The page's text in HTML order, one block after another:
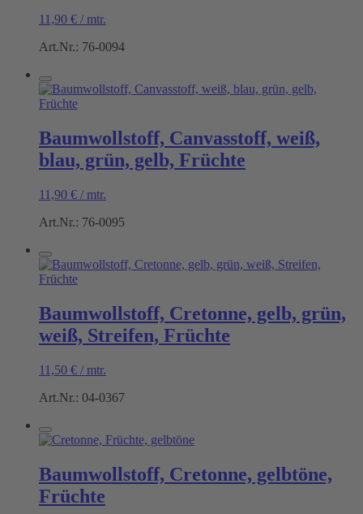
11,90 € / mtr.
Art.Nr.: 76-0094
Baumwollstoff, Canvasstoff, weiß,
blau, grün, gelb, Früchte
11,90 € / mtr.
Art.Nr.: 76-0095
Baumwollstoff, Cretonne, gelb, grün,
weiß, Streifen, Früchte
11,50 € / mtr.
Art.Nr.: 04-0367
Baumwollstoff, Cretonne, gelbtöne,
Früchte